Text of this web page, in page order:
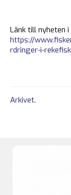
Länk till nyheten
https://
rdringer-i-
Arkivet.